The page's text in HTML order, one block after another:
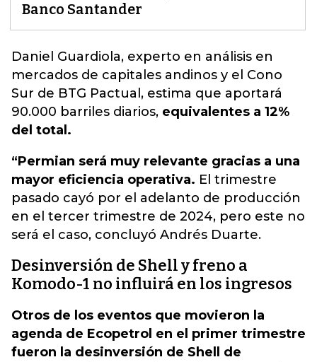
Banco Santander
Daniel Guardiola, experto en análisis en
mercados de capitales andinos y el Cono
Sur de BTG Pactual, estima que aportará
90.000 barriles diarios, equivalentes a 12%
del total.
“Permian será muy relevante gracias a una
mayor eficiencia operativa. El trimestre
pasado cayó por el adelanto de producción
en el tercer trimestre de 2024, pero este no
será el caso, concluyó Andrés Duarte.
Desinversión de Shell y freno a
Komodo-1 no influirá en los ingresos
Otros de los eventos que movieron la
agenda de Ecopetrol en el primer trimestre
fueron la desinversión de Shell de